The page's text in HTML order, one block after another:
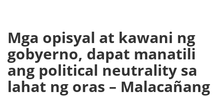
Mga opisyal at kawani ng
gobyerno, dapat manatili
ang political neutrality sa
lahat ng oras – Malacañang